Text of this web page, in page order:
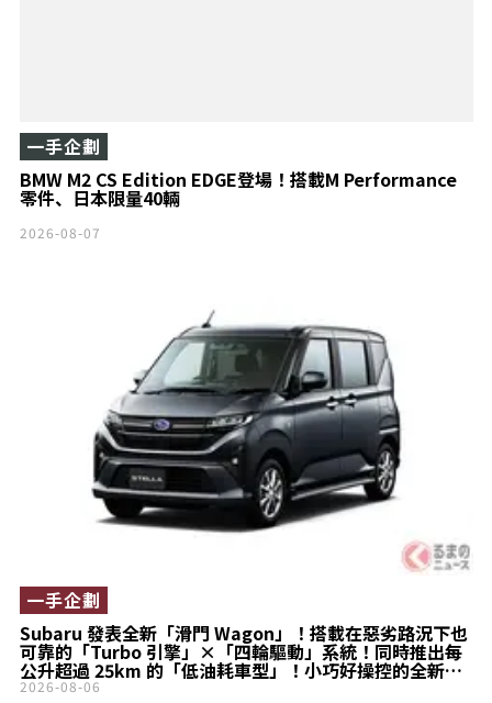
BMW M2 CS Edition EDGE登場！搭載M Performance
零件、日本限量40輛
一手企劃
2026-08-07
Subaru 發表全新「滑門 Wagon」！搭載在惡劣路況下也
可靠的「Turbo 引擎」×「四輪驅動」系統！同時推出每
公升超過 25km 的「低油耗車型」！小巧好操控的全新
Stella 登場！
一手企劃
2026-08-06